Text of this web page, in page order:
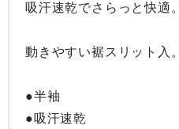
吸汗速乾でさらっと快適。
動きやすい裾スリット入。
●半袖
●吸汗速乾